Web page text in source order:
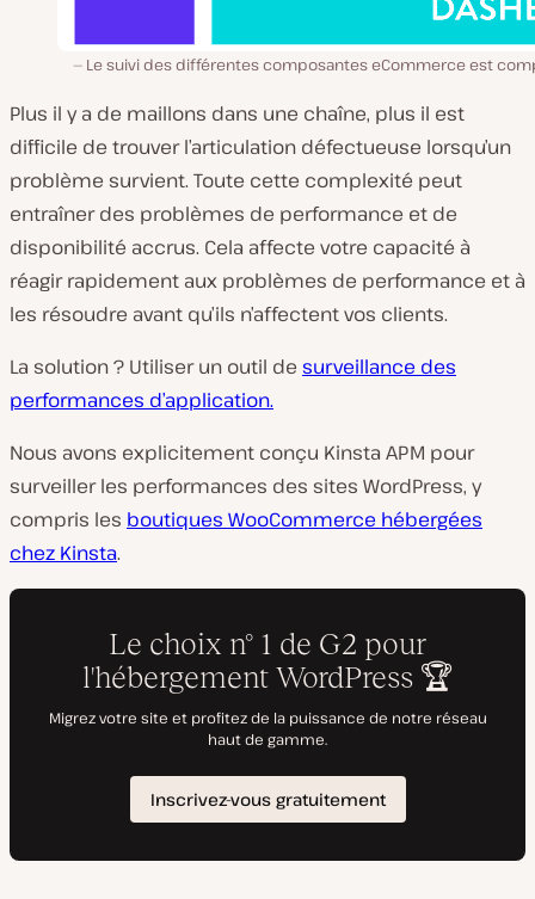
Le suivi des différentes composantes eCommerce est
Plus il y a de maillons dans une chaîne, plus il est
difficile de trouver l’articulation défectueuse lorsqu’un
problème survient. Toute cette complexité peut
entraîner des problèmes de performance et de
disponibilité accrus. Cela affecte votre capacité à
réagir rapidement aux problèmes de performance et à
les résoudre avant qu’ils n’affectent vos clients.
La solution ? Utiliser un outil de surveillance des
performances d’application.
Nous avons explicitement conçu Kinsta APM pour
surveiller les performances des sites WordPress, y
compris les boutiques WooCommerce hébergées
chez Kinsta.